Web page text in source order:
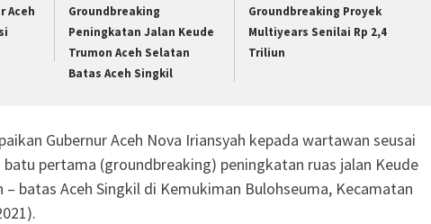
Aceh
Groundbreaking
Peningkatan Jalan Keude
Trumon Aceh Selatan
Batas Aceh Singkil
Groundbreaking Proyek
Multiyears Senilai Rp 2,4
Triliun
Gubernur Aceh Nova Iriansyah kepada wartawan seusai
pertama (groundbreaking) peningkatan ruas jalan Keude
– batas Aceh Singkil di Kemukiman Bulohseuma, Kecamatan